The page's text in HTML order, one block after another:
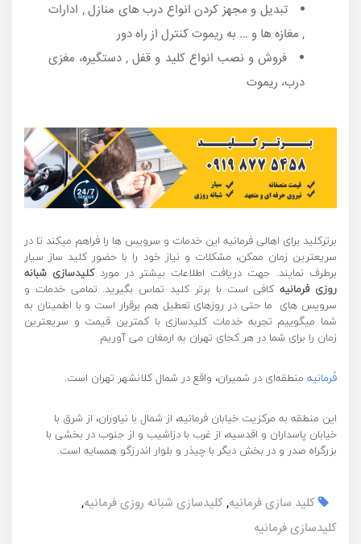
تبدیل و مجهز کردن انواع درب های منازل , ادارات
, مغازه ها و … به ریموت کنترل از راه دور
فروش و نصب انواع کلید و قفل , دستگیره، مغزی
درب، ریموت
برترکلید برای اهالی فرمانیه این خدمات و سرویس ها را فراهم میکند تا در
سریعترین زمان ممکن، مشکلات و نیاز خود را با حضور کلید ساز سیار
برطرف نمایند. جهت دریافت اطلاعات بیشتر در مورد کلیدسازی شبانه
روزی فرمانیهکافی است با برتر کلید تماس بگیرید. تمامی خدمات و
سرویس های ما حتی در روزهای تعطیل هم برقرار است و با اطمینان به
شما میگوییم تجربه خدمات کلیدسازی با کمترین قیمت و سریعترین
زمان را برای شما در هر کجای تهران به ارمغان می آوریم.
فَرمانیه منطقه‌ای در شمیران، واقع در شمال کلانشهر تهران است.
این منطقه به مرکزیت خیابان فرمانیه، از شمال با نیاوران، از شرق با
خیابان پاسداران و اقدسیه، از غرب با دزاشیب و از جنوب در بخشی با
بزرگراه صدر و در بخش دیگر با چیذر و بلوار اندرزگو همسایه است.
کلید سازی فرمانیه,کلیدسازی شبانه روزی فرمانیه,
کلیدسازی فرمانیه